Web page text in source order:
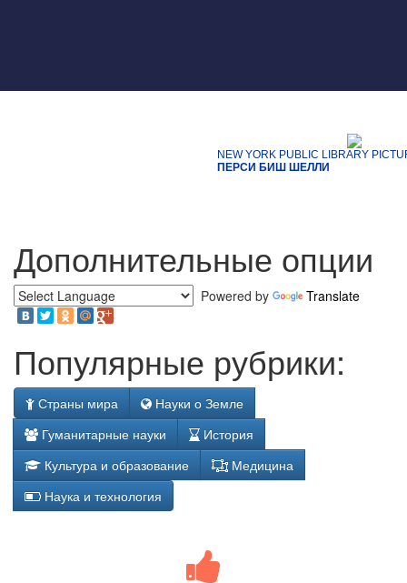
NEW YORK PUBLIC LIBRARY
ПЕРСИ БИШ ШЕЛЛИ
Дополнительные опции
Powered by Translate
Популярные рубрики:
Страны мира
Науки о Земле
Гуманитарные науки
История
Культура и образование
Медицина
Наука и технология